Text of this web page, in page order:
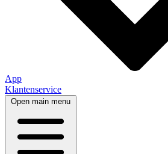
App
Klantenservice
Open main menu